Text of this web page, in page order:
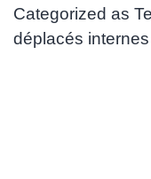
Categorized as
déplacés